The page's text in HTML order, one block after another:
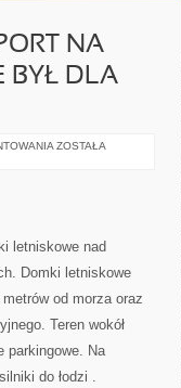
NA
BYŁ DLA
WIDOCZNY
BYŁ
LUDZI
KŁOPOTEM
ZOSTAŁA
letniskowe nad
Domki letniskowe
od morza oraz
Teren wokół
parkingowe. Na
do łodzi .